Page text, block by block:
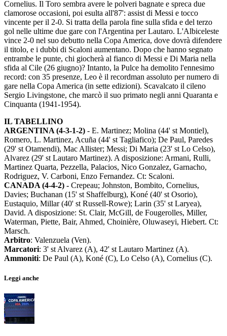
Cornelius. Il Toro sembra avere le polveri bagnate e spreca due
clamorose occasioni, poi esulta all'87': assist di Messi e tocco
vincente per il 2-0. Si tratta della parola fine sulla sfida e del terzo
gol nelle ultime due gare con l'Argentina per Lautaro. L'Albiceleste
vince 2-0 nel suo debutto nella Copa America, dove dovrà difendere
il titolo, e i dubbi di Scaloni aumentano. Dopo che hanno segnato
entrambe le punte, chi giocherà al fianco di Messi e Di Maria nella
sfida al Cile (26 giugno)? Intanto, la Pulce ha demolito l'ennesimo
record: con 35 presenze, Leo è il recordman assoluto per numero di
gare nella Copa America (in sette edizioni). Scavalcato il cileno
Sergio Livingstone, che marcò il suo primato negli anni Quaranta e
Cinquanta (1941-1954).
IL TABELLINO
ARGENTINA (4-3-1-2) - E. Martinez; Molina (44' st Montiel),
Romero, L. Martinez, Acuña (44' st Tagliafico); De Paul, Paredes
(29' st Otamendi), Mac Allister; Messi; Di Maria (23' st Lo Celso),
Alvarez (29' st Lautaro Martinez). A disposizione: Armani, Rulli,
Martinez Quarta, Pezzella, Palacios, Nico Gonzalez, Garnacho,
Rodriguez, V. Carboni, Enzo Fernandez. Ct: Scaloni.
CANADA (4-4-2) - Crepeau; Johnston, Bombito, Cornelius,
Davies; Buchanan (15' st Shaffelburg), Koné (40' st Osorio),
Eustaquio, Millar (40' st Russell-Rowe); Larin (35' st Laryea),
David. A disposizione: St. Clair, McGill, de Fougerolles, Miller,
Waterman, Piette, Bair, Ahmed, Choinière, Oluwaseyi, Hiebert. Ct:
Marsch.
Arbitro: Valenzuela (Ven).
Marcatori: 3' st Alvarez (A), 42' st Lautaro Martinez (A).
Ammoniti: De Paul (A), Koné (C), Lo Celso (A), Cornelius (C).
Leggi anche